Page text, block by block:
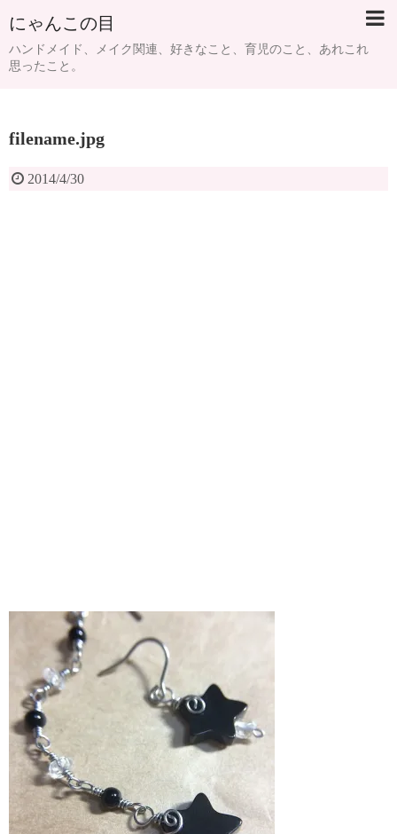
にゃんこの目
ハンドメイド、メイク関連、好きなこと、育児のこと、あれこれ
思ったこと。
filename.jpg
2014/4/30